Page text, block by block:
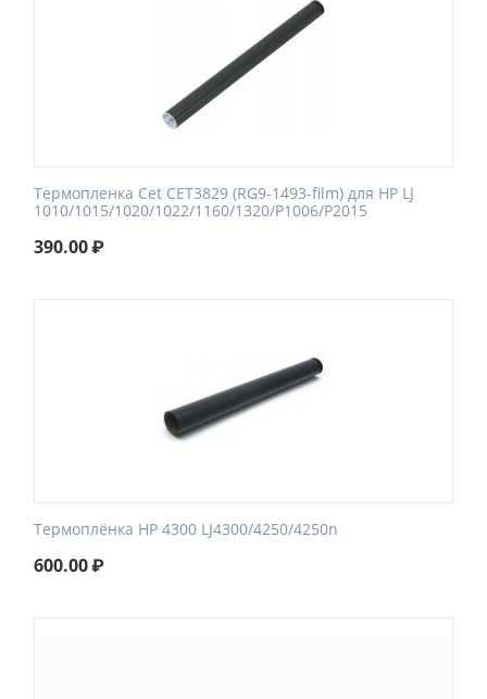
Термопленка Cet CET3829 (RG9-1493-film) для HP LJ
1010/1015/1020/1022/1160/1320/P1006/P2015
390.00₽
Термоплёнка HP 4300 LJ4300/4250/4250n
600.00₽